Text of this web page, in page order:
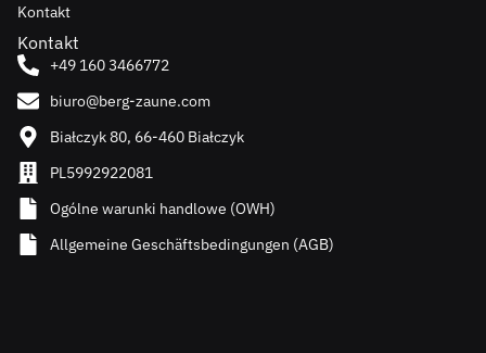
Kontakt
Kontakt
+49 160 3466772
biuro@berg-zaune.com
Białczyk 80, 66-460 Białczyk
PL5992922081
Ogólne warunki handlowe (OWH)
Allgemeine Geschäftsbedingungen (AGB)